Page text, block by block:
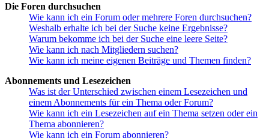
Die Foren durchsuchen
Wie kann ich ein Forum oder mehrere Foren durchsuchen?
Weshalb erhalte ich bei der Suche keine Ergebnisse?
Warum bekomme ich bei der Suche eine leere Seite?
Wie kann ich nach Mitgliedern suchen?
Wie kann ich meine eigenen Beiträge und Themen finden?
Abonnements und Lesezeichen
Was ist der Unterschied zwischen einem Lesezeichen und
einem Abonnements für ein Thema oder Forum?
Wie kann ich ein Lesezeichen auf ein Thema setzen oder ein
Thema abonnieren?
Wie kann ich ein Forum abonnieren?